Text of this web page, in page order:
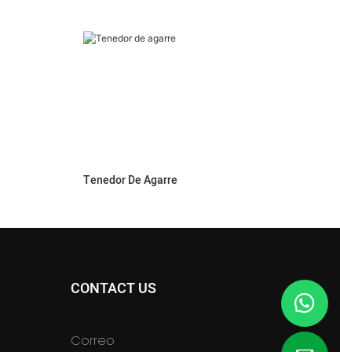
Tenedor De Agarre
CONTACT US
Correo